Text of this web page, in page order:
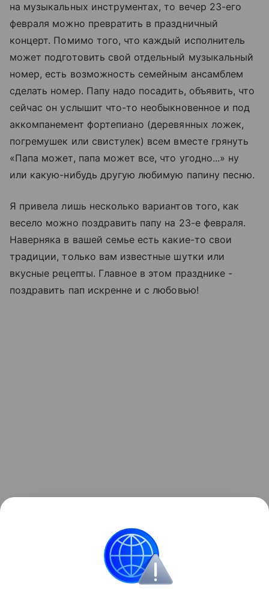
на музыкальных инструментах, то вечер 23-его
февраля можно превратить в праздничный
концерт. Помимо того, что каждый исполнитель
может подготовить свой отдельный музыкальный
номер, есть возможность семейным ансамблем
сделать номер. Папу надо посадить, объявить, что
сейчас он услышит что-то необыкновенное и под
аккомпанемент фортепиано (деревянных ложек,
погремушек или свистулек) всем вместе грянуть
«Папа может, папа может все, что угодно...» ну
или какую-нибудь другую любимую папину песню.
Я привела лишь несколько вариантов того, как
весело можно поздравить папу на 23-е февраля.
Наверняка в вашей семье есть какие-то свои
традиции, только вам известные шутки или
вкусные рецепты. Главное в этом празднике -
поздравить пап искренне и с любовью!
Открытки к 23 Февраля:
пошаговый мастер-класс